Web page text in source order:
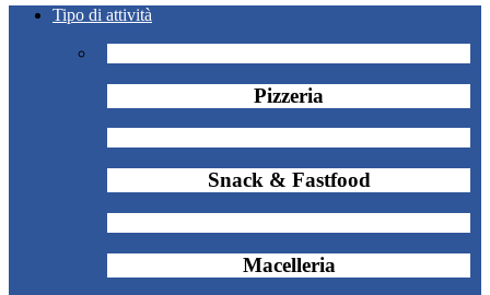
Tipo di attività
Pizzeria
Snack & Fastfood
Macelleria